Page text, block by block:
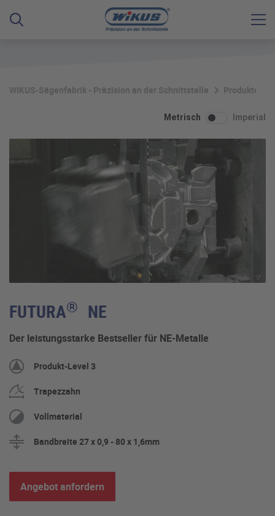
WIKUS-Sägenfabrik - Präzision an der Schnittstelle Produkte
Metrisch Imperial
FUTURA® NE
Der leistungsstarke Bestseller für NE-Metalle
Produkt-Level 3
Trapezzahn
Vollmaterial
Bandbreite 27 x 0,9 - 80 x 1,6mm
Angebot anfordern